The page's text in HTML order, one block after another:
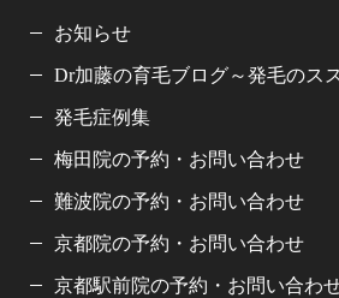
お知らせ
Dr加藤の育毛ブログ～発毛のス
発毛症例集
梅田院の予約・お問い合わせ
難波院の予約・お問い合わせ
京都院の予約・お問い合わせ
京都駅前院の予約・お問い合わ